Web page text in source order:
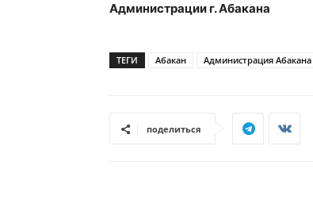
Администрации г. Абакана
ТЕГИ Абакан Администрация Абакана
поделиться